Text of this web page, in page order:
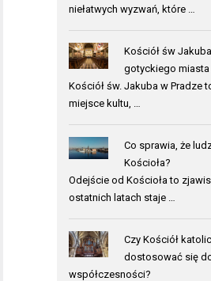
niełatwych wyzwań, które …
Kościół św
gotyckiego miasta
Kościół św. Jakuba w Pradze
miejsce kultu, …
Co sprawia, że
Kościoła?
Odejście od Kościoła to
ostatnich latach staje …
Czy Kościół
dostosować się
współczesności?